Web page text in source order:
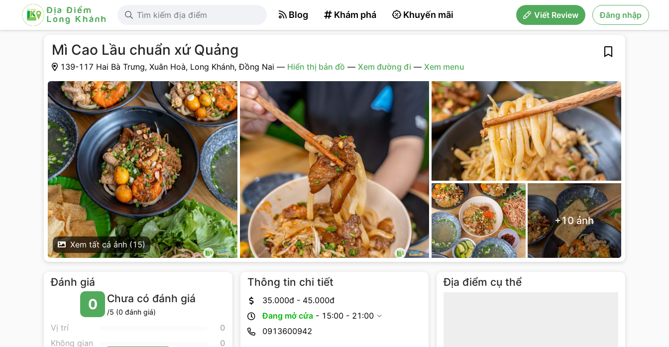
Blog Khám phá Khuyến mãi Viết Review Đăng nhập
Mì Cao Lầu chuẩn xứ Quảng
139-117 Hai Bà Trưng, Xuân Hoà, Long Khánh, Đồng Nai — Hiển thị bản đồ — Xem đường đi — Xem menu
+10ảnh
Xem tất cả ảnh (15)
Đánh giá
0 Chưa có đánh giá
/5 (0 đánh giá)
Vị trí
0
Không gian
0
Thông tin chi tiết
35.000đ - 45.000đ
Đang mở cửa - 15:00 - 21:00
0913600942
Địa điểm cụ thể